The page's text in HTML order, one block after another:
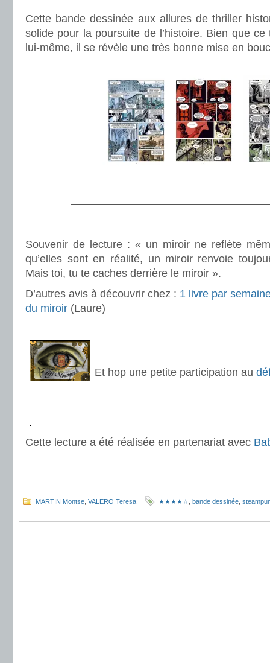
Cette bande dessinée aux allures de thriller
solide pour la poursuite de l’histoire. Bien que
lui-même, il se révèle une très bonne mise en
Souvenir de lecture : « un miroir ne reflète
qu’elles sont en réalité, un miroir renvoie
Mais toi, tu te caches derrière le miroir ».
D’autres avis à découvrir chez : 1 livre par
du miroir (Laure)
Et hop une petite participation au
Cette lecture a été réalisée en partenariat avec
MARTIN Montse VALERO Teresa ★★★★☆ bande dessinée